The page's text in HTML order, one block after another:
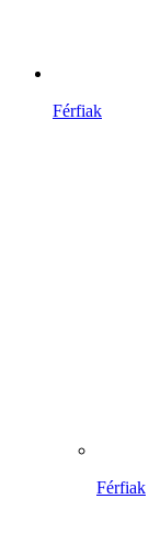
Férfiak
Férfiak